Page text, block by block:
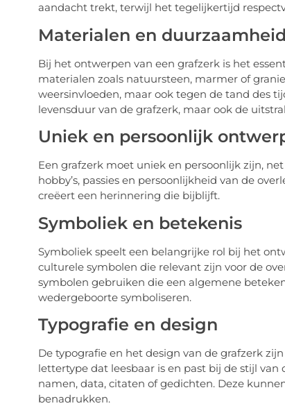
aandacht trekt, terwijl het tegelijkertijd
Materialen en duurzaamheid
Bij het ontwerpen van een grafzerk is het
materialen zoals natuursteen, marmer of
weersinvloeden, maar ook tegen de tand des
levensduur van de grafzerk, maar ook de
Uniek en persoonlijk
Een grafzerk moet uniek en persoonlijk zijn,
hobby’s, passies en persoonlijkheid van de
creëert een herinnering die bijblijft.
Symboliek en betekenis
Symboliek speelt een belangrijke rol bij het
culturele symbolen die relevant zijn voor de
symbolen gebruiken die een algemene
wedergeboorte symboliseren.
Typografie en design
De typografie en het design van de grafzerk
lettertype dat leesbaar is en past bij de stijl
namen, data, citaten of gedichten. Deze
benadrukken.